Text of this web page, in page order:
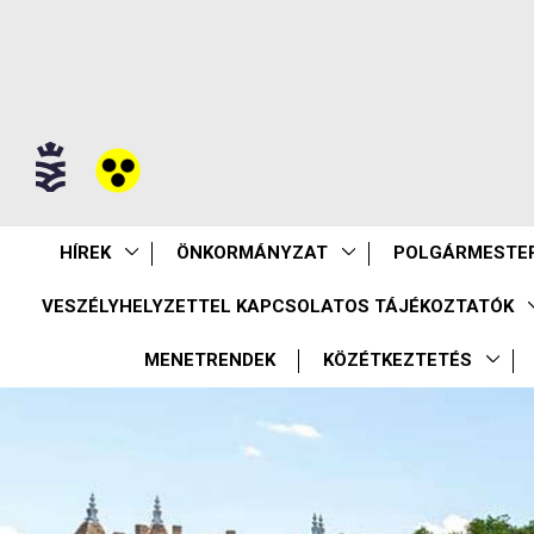
HÍREK ÖNKORMÁNYZAT
VESZÉLYHELYZETTEL KAPCSOLATOS TÁJÉKOZTATÓK
MENETRENDEK KÖZÉTKEZTETÉS